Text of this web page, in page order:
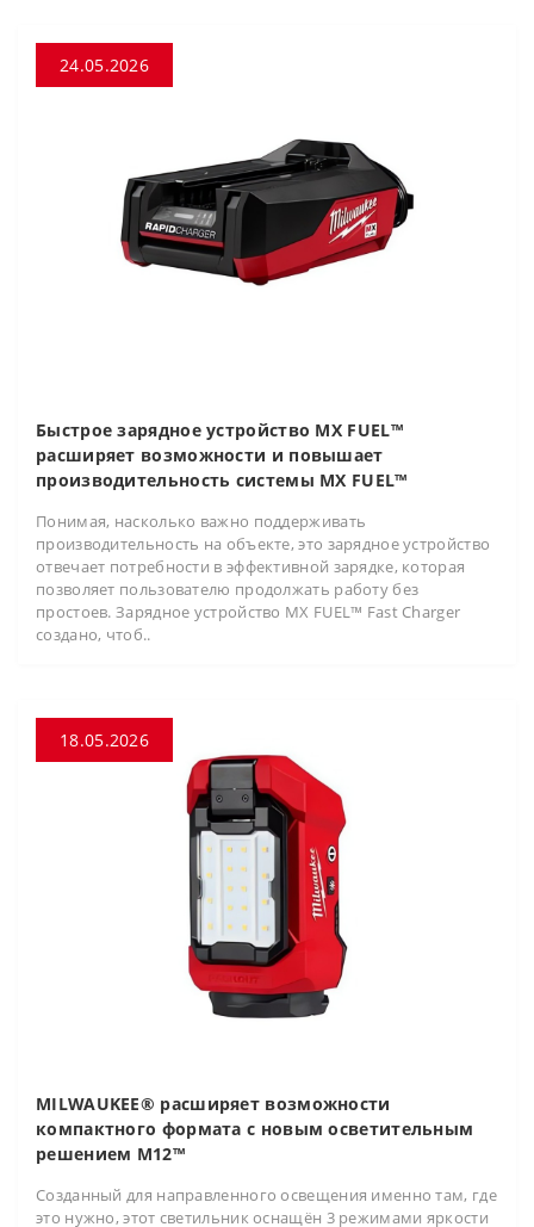
24.05.2026
Быстрое зарядное устройство MX FUEL™
расширяет возможности и повышает
производительность системы MX FUEL™
Понимая, насколько важно поддерживать
производительность на объекте, это зарядное устройство
отвечает потребности в эффективной зарядке, которая
позволяет пользователю продолжать работу без
простоев. Зарядное устройство MX FUEL™ Fast Charger
создано, чтоб..
18.05.2026
MILWAUKEE® расширяет возможности
компактного формата с новым осветительным
решением M12™
Созданный для направленного освещения именно там, где
это нужно, этот светильник оснащён 3 режимами яркости